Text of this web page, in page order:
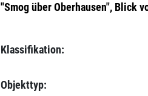
"Smog über Oberhausen", Blick
Klassifikation:
Objekttyp: